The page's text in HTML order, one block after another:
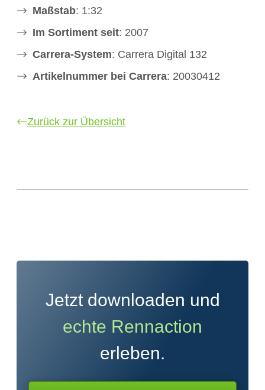
Maßstab: 1:32
Im Sortiment seit: 2007
Carrera-System: Carrera Digital 132
Artikelnummer bei Carrera: 20030412
Zurück zur Übersicht
Jetzt downloaden und
echte Rennaction
erleben.